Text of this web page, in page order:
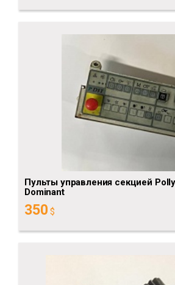
Пульты управления секцией
Dominant
350 $